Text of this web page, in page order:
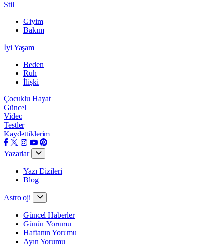
Stil
Giyim
Bakım
İyi Yaşam
Beden
Ruh
İlişki
Çocuklu Hayat
Güncel
Video
Testler
Kaydettiklerim
Yazarlar
Yazı Dizileri
Blog
Astroloji
Güncel Haberler
Günün Yorumu
Haftanın Yorumu
Ayın Yorumu